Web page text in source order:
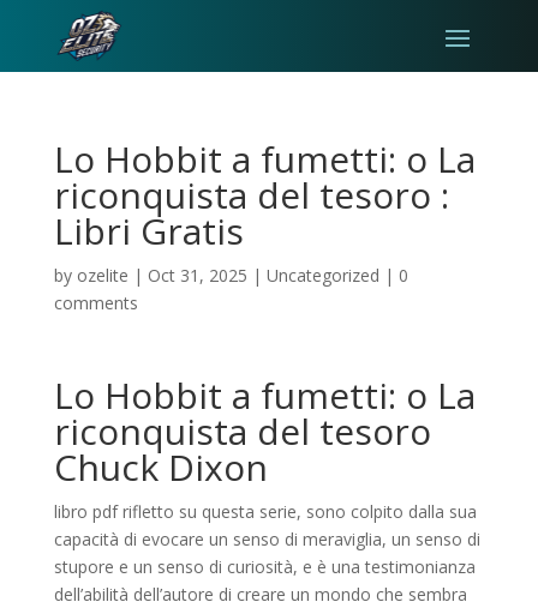
Lo Hobbit a fumetti: o La
riconquista del tesoro :
Libri Gratis
by ozelite | Oct 31, 2025 | Uncategorized | 0
comments
Lo Hobbit a fumetti: o La
riconquista del tesoro
Chuck Dixon
libro pdf rifletto su questa serie, sono colpito dalla sua
capacità di evocare un senso di meraviglia, un senso di
stupore e un senso di curiosità, e è una testimonianza
dell’abilità dell’autore di creare un mondo che sembra